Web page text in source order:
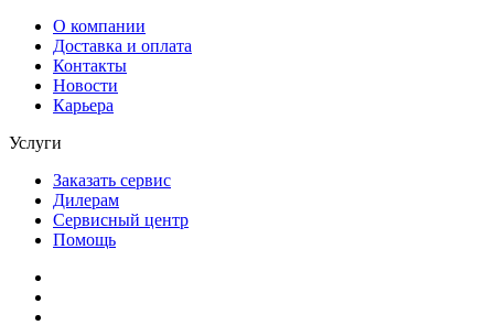
О компании
Доставка и оплата
Контакты
Новости
Карьера
Услуги
Заказать сервис
Дилерам
Сервисный центр
Помощь